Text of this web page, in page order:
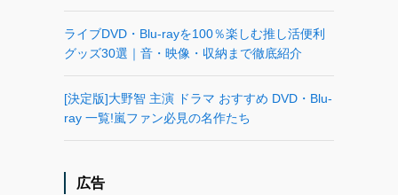
ライブDVD・Blu-rayを100％楽しむ推し活便利
グッズ30選｜音・映像・収納まで徹底紹介
[決定版]大野智 主演 ドラマ おすすめ DVD・Blu-
ray 一覧!嵐ファン必見の名作たち
広告